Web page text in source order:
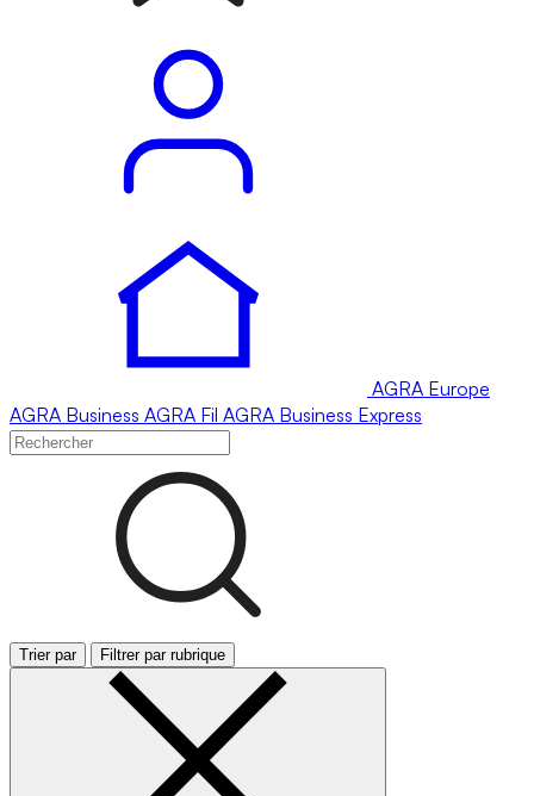
AGRA Europe
AGRA Business AGRA Fil AGRA Business Express
Trier par Filtrer par rubrique